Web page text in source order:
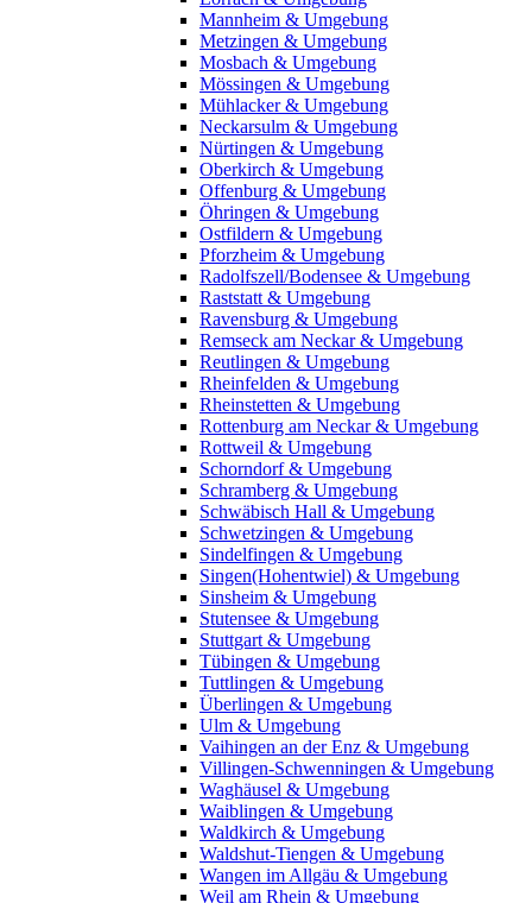
Mannheim & Umgebung
Metzingen & Umgebung
Mosbach & Umgebung
Mössingen & Umgebung
Mühlacker & Umgebung
Neckarsulm & Umgebung
Nürtingen & Umgebung
Oberkirch & Umgebung
Offenburg & Umgebung
Öhringen & Umgebung
Ostfildern & Umgebung
Pforzheim & Umgebung
Radolfszell/Bodensee & Umgebung
Raststatt & Umgebung
Ravensburg & Umgebung
Remseck am Neckar & Umgebung
Reutlingen & Umgebung
Rheinfelden & Umgebung
Rheinstetten & Umgebung
Rottenburg am Neckar & Umgebung
Rottweil & Umgebung
Schorndorf & Umgebung
Schramberg & Umgebung
Schwäbisch Hall & Umgebung
Schwetzingen & Umgebung
Sindelfingen & Umgebung
Singen(Hohentwiel) & Umgebung
Sinsheim & Umgebung
Stutensee & Umgebung
Stuttgart & Umgebung
Tübingen & Umgebung
Tuttlingen & Umgebung
Überlingen & Umgebung
Ulm & Umgebung
Vaihingen an der Enz & Umgebung
Villingen-Schwenningen & Umgebung
Waghäusel & Umgebung
Waiblingen & Umgebung
Waldkirch & Umgebung
Waldshut-Tiengen & Umgebung
Wangen im Allgäu & Umgebung
Weil am Rhein & Umgebung